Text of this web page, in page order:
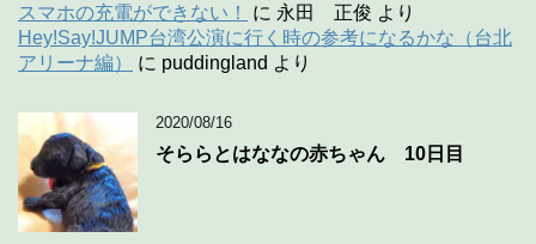
スマホの充電ができない！
に 永田 正俊 より
Hey!Say!JUMP台湾公演に行く時の参考になるかな（台北
アリーナ編）
に puddingland より
2020/08/16
そららとはななの赤ちゃん 10日目